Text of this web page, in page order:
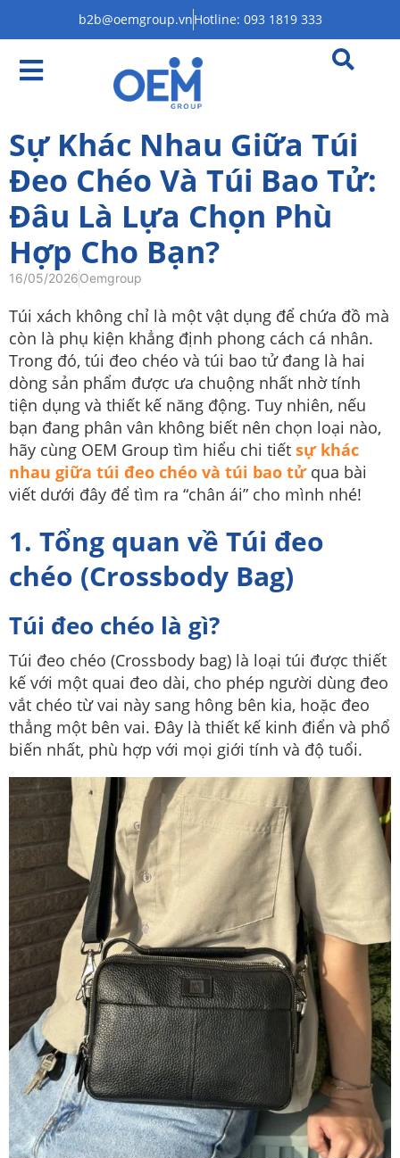
b2b@oemgroup.vnHotline: 093 1819 333
Sự Khác Nhau Giữa Túi
Đeo Chéo Và Túi Bao Tử:
Đâu Là Lựa Chọn Phù
Hợp Cho Bạn?
16/05/2026Oemgroup
Túi xách không chỉ là một vật dụng để chứa đồ mà
còn là phụ kiện khẳng định phong cách cá nhân.
Trong đó, túi đeo chéo và túi bao tử đang là hai
dòng sản phẩm được ưa chuộng nhất nhờ tính
tiện dụng và thiết kế năng động. Tuy nhiên, nếu
bạn đang phân vân không biết nên chọn loại nào,
hãy cùng OEM Group tìm hiểu chi tiết sự khác
nhau giữa túi đeo chéo và túi bao tửqua bài
viết dưới đây để tìm ra “chân ái” cho mình nhé!
1. Tổng quan về Túi đeo
chéo (Crossbody Bag)
Túi đeo chéo là gì?
Túi đeo chéo (Crossbody bag) là loại túi được thiết
kế với một quai đeo dài, cho phép người dùng đeo
vắt chéo từ vai này sang hông bên kia, hoặc đeo
thẳng một bên vai. Đây là thiết kế kinh điển và phổ
biến nhất, phù hợp với mọi giới tính và độ tuổi.